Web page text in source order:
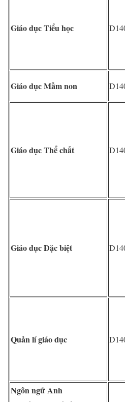
Giáo dục Tiểu học
Giáo dục Mầm non
Giáo dục Thể chất
Giáo dục Đặc biệt
Quản lí giáo dục
Ngôn ngữ Anh